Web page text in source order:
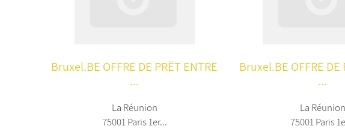
Bruxel.BE OFFRE DE PRËT ENTRE
...
La Réunion
75001 Paris 1er...
Bruxel.BE OFFRE DE
...
La Réunion
75001 Paris